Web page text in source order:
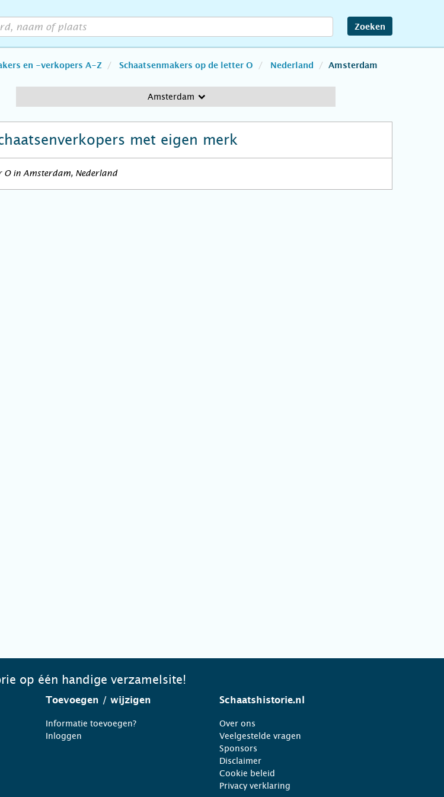
Zoeken
en -verkopers A-Z Schaatsenmakers op de letter O Nederland Amsterdam
Amsterdam
met eigen merk
O in Amsterdam, Nederland
op één handige verzamelsite!
Toevoegen / wijzigen
Informatie toevoegen?
Inloggen
Schaatshistorie.nl
Over ons
Veelgestelde vragen
Sponsors
Disclaimer
Cookie beleid
Privacy verklaring